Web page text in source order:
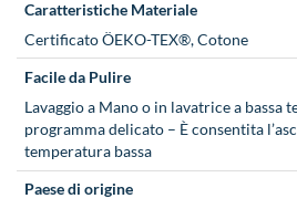
Caratteristiche Materiale
Certificato ÖEKO-TEX®, Cotone
Facile da Pulire
Lavaggio a Mano o in lavatrice a bassa
programma delicato – È consentita
temperatura bassa
Paese di origine